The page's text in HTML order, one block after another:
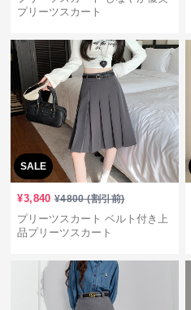
プリーツスカート
SALE
¥3,840 ¥4800(割引前)
プリーツスカート ベルト付き上
品プリーツスカート